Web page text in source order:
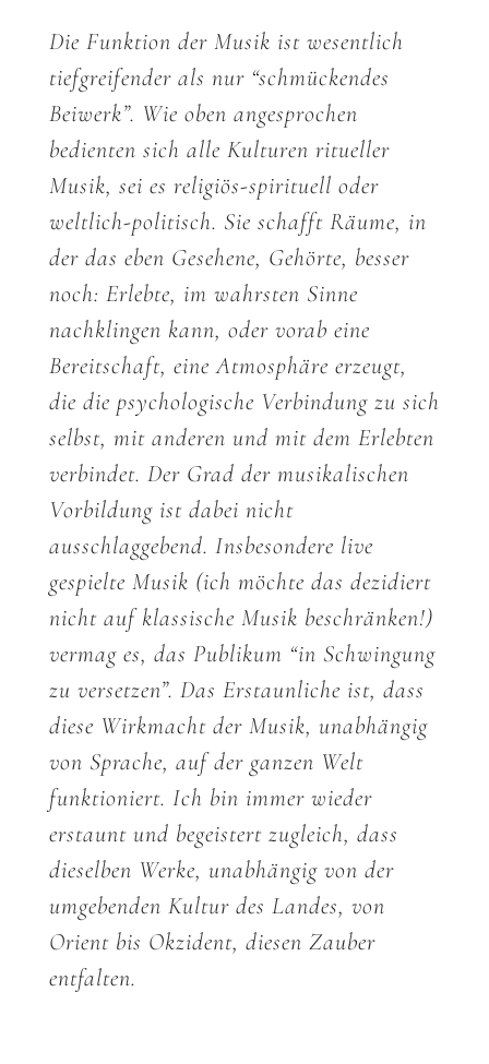
Die Funktion der Musik ist wesentlich
tiefgreifender als nur “schmückendes
Beiwerk”. Wie oben angesprochen
bedienten sich alle Kulturen ritueller
Musik, sei es religiös-spirituell oder
weltlich-politisch. Sie schafft Räume, in
der das eben Gesehene, Gehörte, besser
noch: Erlebte, im wahrsten Sinne
nachklingen kann, oder vorab eine
Bereitschaft, eine Atmosphäre erzeugt,
die die psychologische Verbindung zu sich
selbst, mit anderen und mit dem Erlebten
verbindet. Der Grad der musikalischen
Vorbildung ist dabei nicht
ausschlaggebend. Insbesondere live
gespielte Musik (ich möchte das dezidiert
nicht auf klassische Musik beschränken!)
vermag es, das Publikum “in Schwingung
zu versetzen”. Das Erstaunliche ist, dass
diese Wirkmacht der Musik, unabhängig
von Sprache, auf der ganzen Welt
funktioniert. Ich bin immer wieder
erstaunt und begeistert zugleich, dass
dieselben Werke, unabhängig von der
umgebenden Kultur des Landes, von
Orient bis Okzident, diesen Zauber
entfalten.